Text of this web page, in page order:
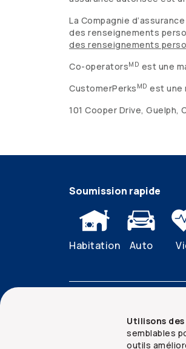
La Compagnie
des renseignements
des renseignements
Co-operatorsMD est une
CustomerPerks MD est une
101 Cooper Drive, Guelph,
Utilisons
semblables
outils
Soumission rapide
Habitation Auto